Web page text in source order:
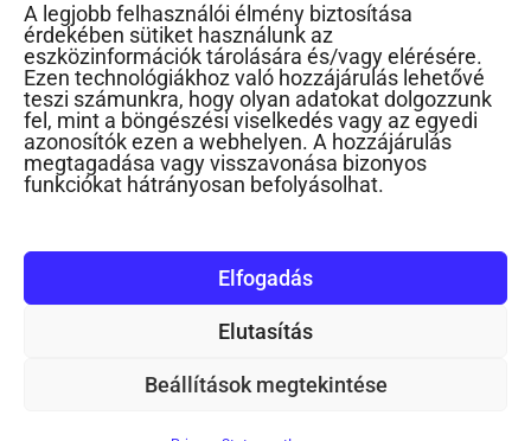
A legjobb felhasználói élmény biztosítása
érdekében sütiket használunk az
eszközinformációk tárolására és/vagy elérésére.
Ezen technológiákhoz való hozzájárulás lehetővé
teszi számunkra, hogy olyan adatokat dolgozzunk
fel, mint a böngészési viselkedés vagy az egyedi
azonosítók ezen a webhelyen. A hozzájárulás
megtagadása vagy visszavonása bizonyos
funkciókat hátrányosan befolyásolhat.
Elfogadás
Elutasítás
Beállítások megtekintése
Novák Ferenc
Cikkek ábécérendben
Impresszum
RSS
Kapcsolat
©2024. Minden jog fenntartva